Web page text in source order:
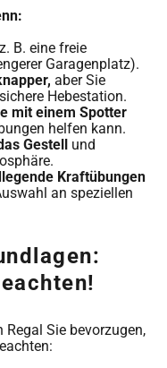
B. eine freie
Garagenplatz).
aber Sie
Hebestation.
mit einem Spotter
helfen kann.
Gestell und
Kraftübungen
an speziellen
Sie bevorzugen,